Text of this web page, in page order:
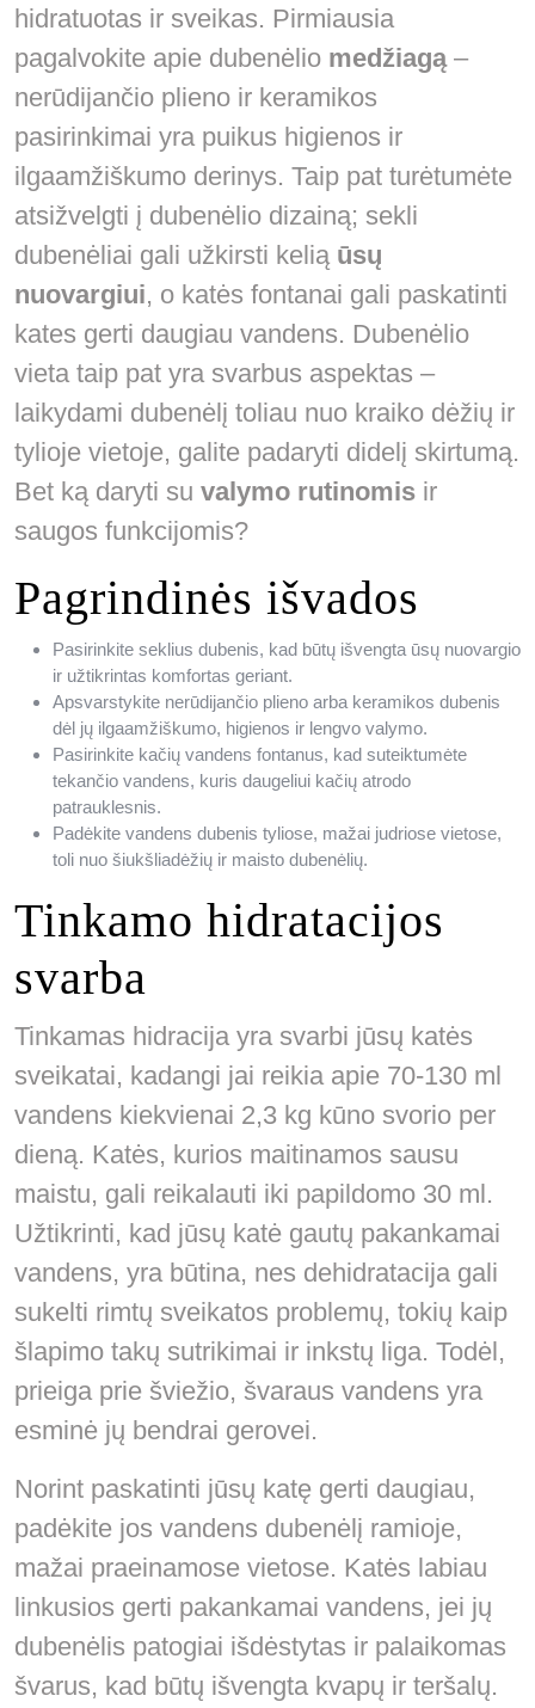
hidratuotas ir sveikas. Pirmiausia
pagalvokite apie dubenėlio medžiagą–
nerūdijančio plieno ir keramikos
pasirinkimai yra puikus higienos ir
ilgaamžiškumo derinys. Taip pat turėtumėte
atsižvelgti į dubenėlio dizainą; sekli
dubenėliai gali užkirsti kelią ūsų
nuovargiui, o katės fontanai gali paskatinti
kates gerti daugiau vandens. Dubenėlio
vieta taip pat yra svarbus aspektas –
laikydami dubenėlį toliau nuo kraiko dėžių ir
tylioje vietoje, galite padaryti didelį skirtumą.
Bet ką daryti su valymo rutinomis ir
saugos funkcijomis?
Pagrindinės išvados
Pasirinkite seklius dubenis, kad būtų išvengta ūsų nuovargio
ir užtikrintas komfortas geriant.
Apsvarstykite nerūdijančio plieno arba keramikos dubenis
dėl jų ilgaamžiškumo, higienos ir lengvo valymo.
Pasirinkite kačių vandens fontanus, kad suteiktumėte
tekančio vandens, kuris daugeliui kačių atrodo
patrauklesnis.
Padėkite vandens dubenis tyliose, mažai judriose vietose,
toli nuo šiukšliadėžių ir maisto dubenėlių.
Tinkamo hidratacijos
svarba
Tinkamas hidracija yra svarbi jūsų katės
sveikatai, kadangi jai reikia apie 70-130 ml
vandens kiekvienai 2,3 kg kūno svorio per
dieną. Katės, kurios maitinamos sausu
maistu, gali reikalauti iki papildomo 30 ml.
Užtikrinti, kad jūsų katė gautų pakankamai
vandens, yra būtina, nes dehidratacija gali
sukelti rimtų sveikatos problemų, tokių kaip
šlapimo takų sutrikimai ir inkstų liga. Todėl,
prieiga prie šviežio, švaraus vandens yra
esminė jų bendrai gerovei.
Norint paskatinti jūsų katę gerti daugiau,
padėkite jos vandens dubenėlį ramioje,
mažai praeinamose vietose. Katės labiau
linkusios gerti pakankamai vandens, jei jų
dubenėlis patogiai išdėstytas ir palaikomas
švarus, kad būtų išvengta kvapų ir teršalų.